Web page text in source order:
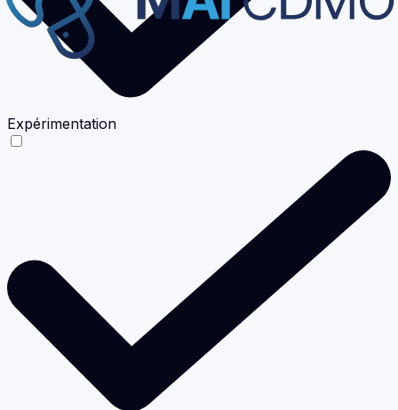
Expérimentation